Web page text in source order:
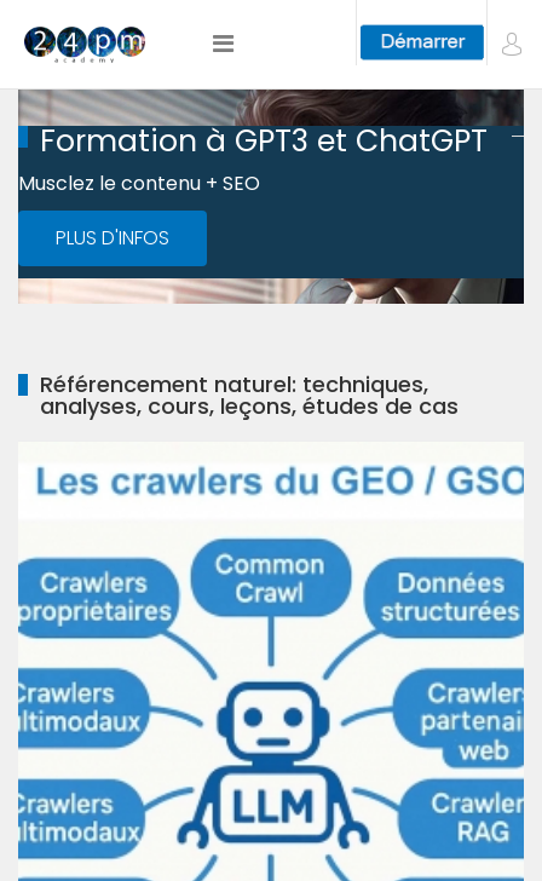
Formation à GPT3 et ChatGPT
Musclez le contenu + SEO
PLUS D'INFOS
Référencement naturel: techniques,
analyses, cours, leçons, études de cas